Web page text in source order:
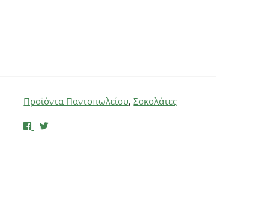
Προϊόντα Παντοπωλείου,Σοκολάτες